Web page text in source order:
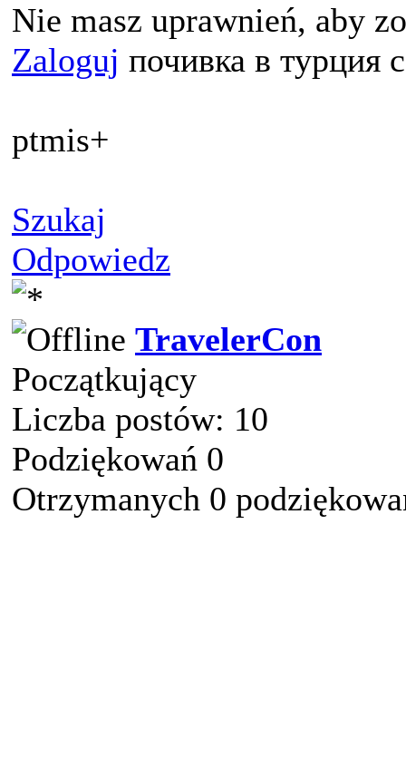
Nie masz uprawnień, aby
Zaloguj почивка в турция
ptmis+
Szukaj
Odpowiedz
TravelerCon
Początkujący
Liczba postów: 10
Podziękowań 0
Otrzymanych 0